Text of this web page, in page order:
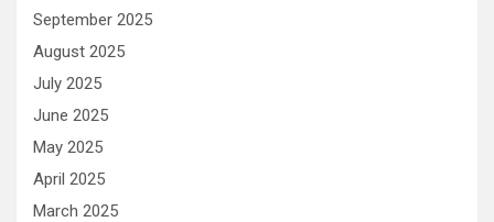
September 2025
August 2025
July 2025
June 2025
May 2025
April 2025
March 2025